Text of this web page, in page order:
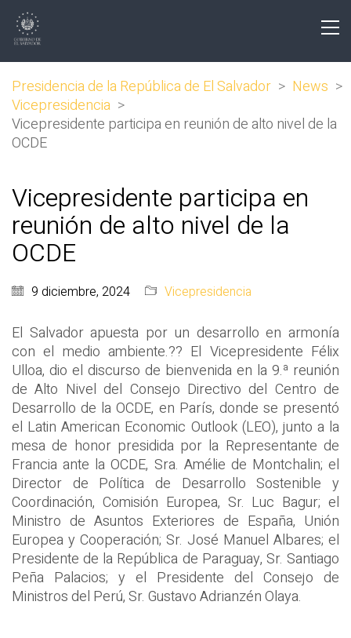
Presidencia de la República de El Salvador > News >
Vicepresidencia >
Vicepresidente participa en reunión de alto nivel de la
OCDE
Vicepresidente participa en
reunión de alto nivel de la
OCDE
9 diciembre, 2024 Vicepresidencia
El Salvador apuesta por un desarrollo en armonía
con el medio ambiente.?? El Vicepresidente Félix
Ulloa, dio el discurso de bienvenida en la 9.ª reunión
de Alto Nivel del Consejo Directivo del Centro de
Desarrollo de la OCDE, en París, donde se presentó
el Latin American Economic Outlook (LEO), junto a la
mesa de honor presidida por la Representante de
Francia ante la OCDE, Sra. Amélie de Montchalin; el
Director de Política de Desarrollo Sostenible y
Coordinación, Comisión Europea, Sr. Luc Bagur; el
Ministro de Asuntos Exteriores de España, Unión
Europea y Cooperación; Sr. José Manuel Albares; el
Presidente de la República de Paraguay, Sr. Santiago
Peña Palacios; y el Presidente del Consejo de
Ministros del Perú, Sr. Gustavo Adrianzén Olaya.